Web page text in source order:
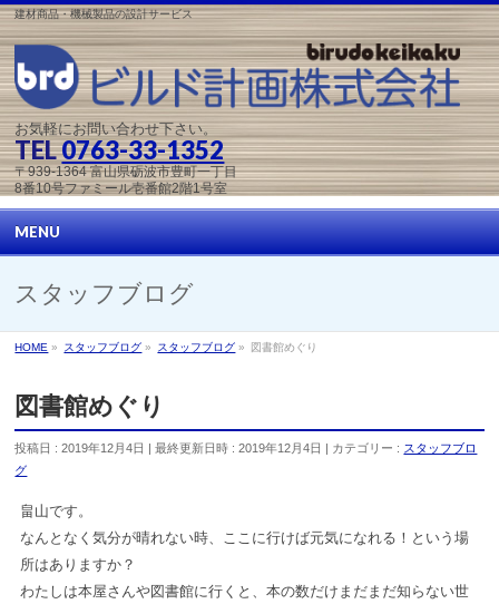
建材商品・機械製品の設計サービス
お気軽にお問い合わせ下さい。
TEL0763-33-1352
〒939-1364 富山県砺波市豊町一丁目
8番10号ファミール壱番館2階1号室
MENU
スタッフブログ
HOME » スタッフブログ » スタッフブログ » 図書館めぐり
図書館めぐり
投稿日 : 2019年12月4日 最終更新日時 : 2019年12月4日 カテゴリー : スタッフブロ
グ
畠山です。
なんとなく気分が晴れない時、ここに行けば元気になれる！という場
所はありますか？
わたしは本屋さんや図書館に行くと、本の数だけまだまだ知らない世